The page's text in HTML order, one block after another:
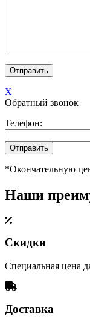
X
Обратный звонок
Телефон:
*Окончательную
Наши
Скидки
Специальная цена
Доставка